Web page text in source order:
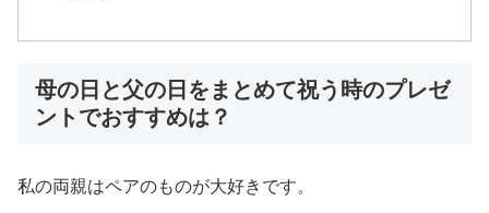
母の日と父の日をまとめて祝う時のプレゼ
ントでおすすめは？
私の両親はペアのものが大好きです。